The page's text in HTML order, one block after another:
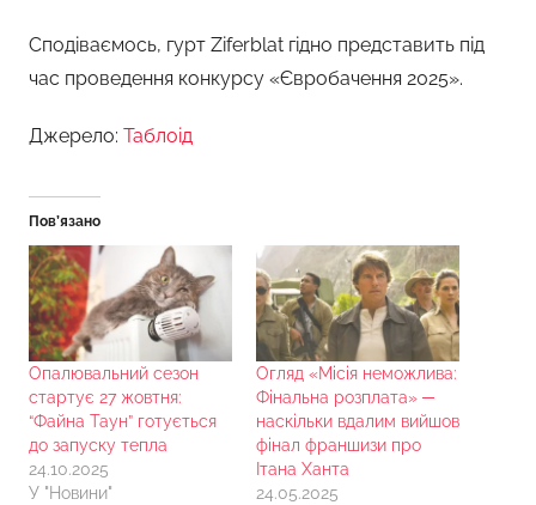
Сподіваємось, гурт Ziferblat гідно представить під
час проведення конкурсу «Євробачення 2025».
Джерело: Таблоід
Пов’язано
Опалювальний сезон
стартує 27 жовтня:
“Файна Таун” готується
до запуску тепла
24.10.2025
У "Новини"
Огляд «Місія неможлива:
Фінальна розплата» ─
наскільки вдалим вийшов
фінал франшизи про
Ітана Ханта
24.05.2025